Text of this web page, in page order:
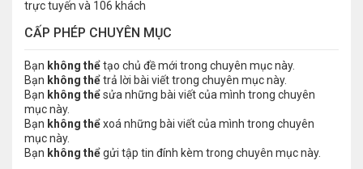
trực tuyến và 106 khách
CẤP PHÉP CHUYÊN MỤC
Bạn không thểtạo chủ đề mới trong chuyên mục này.
Bạn không thểtrả lời bài viết trong chuyên mục này.
Bạn không thểsửa những bài viết của mình trong chuyên
mục này.
Bạn không thểxoá những bài viết của mình trong chuyên
mục này.
Bạn không thểgửi tập tin đính kèm trong chuyên mục này.